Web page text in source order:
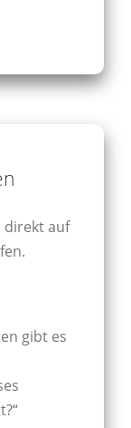
direkt auf
gibt es